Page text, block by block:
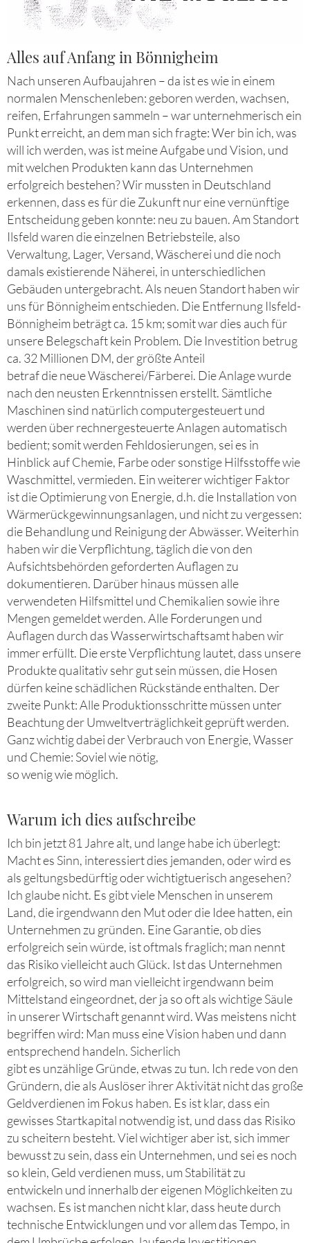
Alles auf Anfang in Bönnigheim
Nach unseren Aufbaujahren – da ist es wie in einem
normalen Menschenleben: geboren werden, wachsen,
reifen, Erfahrungen sammeln – war unternehmerisch ein
Punkt erreicht, an dem man sich fragte: Wer bin ich, was
will ich werden, was ist meine Aufgabe und Vision, und
mit welchen Produkten kann das Unternehmen
erfolgreich bestehen? Wir mussten in Deutschland
erkennen, dass es für die Zukunft nur eine vernünftige
Entscheidung geben konnte: neu zu bauen. Am Standort
Ilsfeld waren die einzelnen Betriebsteile, also
Verwaltung, Lager, Versand, Wäscherei und die noch
damals existierende Näherei, in unterschiedlichen
Gebäuden untergebracht. Als neuen Standort haben wir
uns für Bönnigheim entschieden. Die Entfernung Ilsfeld-
Bönnigheim beträgt ca. 15 km; somit war dies auch für
unsere Belegschaft kein Problem. Die Investition betrug
ca. 32 Millionen DM, der größte Anteil
betraf die neue Wäscherei/Färberei. Die Anlage wurde
nach den neusten Erkenntnissen erstellt. Sämtliche
Maschinen sind natürlich computergesteuert und
werden über rechnergesteuerte Anlagen automatisch
bedient; somit werden Fehldosierungen, sei es in
Hinblick auf Chemie, Farbe oder sonstige Hilfsstoffe wie
Waschmittel, vermieden. Ein weiterer wichtiger Faktor
ist die Optimierung von Energie, d.h. die Installation von
Wärmerückgewinnungsanlagen, und nicht zu vergessen:
die Behandlung und Reinigung der Abwässer. Weiterhin
haben wir die Verpflichtung, täglich die von den
Aufsichtsbehörden geforderten Auflagen zu
dokumentieren. Darüber hinaus müssen alle
verwendeten Hilfsmittel und Chemikalien sowie ihre
Mengen gemeldet werden. Alle Forderungen und
Auflagen durch das Wasserwirtschaftsamt haben wir
immer erfüllt. Die erste Verpflichtung lautet, dass unsere
Produkte qualitativ sehr gut sein müssen, die Hosen
dürfen keine schädlichen Rückstände enthalten. Der
zweite Punkt: Alle Produktionsschritte müssen unter
Beachtung der Umweltverträglichkeit geprüft werden.
Ganz wichtig dabei der Verbrauch von Energie, Wasser
und Chemie: Soviel wie nötig,
so wenig wie möglich.
Warum ich dies aufschreibe
Ich bin jetzt 81 Jahre alt, und lange habe ich überlegt:
Macht es Sinn, interessiert dies jemanden, oder wird es
als geltungsbedürftig oder wichtigtuerisch angesehen?
Ich glaube nicht. Es gibt viele Menschen in unserem
Land, die irgendwann den Mut oder die Idee hatten, ein
Unternehmen zu gründen. Eine Garantie, ob dies
erfolgreich sein würde, ist oftmals fraglich; man nennt
das Risiko vielleicht auch Glück. Ist das Unternehmen
erfolgreich, so wird man vielleicht irgendwann beim
Mittelstand eingeordnet, der ja so oft als wichtige Säule
in unserer Wirtschaft genannt wird. Was meistens nicht
begriffen wird: Man muss eine Vision haben und dann
entsprechend handeln. Sicherlich
gibt es unzählige Gründe, etwas zu tun. Ich rede von den
Gründern, die als Auslöser ihrer Aktivität nicht das große
Geldverdienen im Fokus haben. Es ist klar, dass ein
gewisses Startkapital notwendig ist, und dass das Risiko
zu scheitern besteht. Viel wichtiger aber ist, sich immer
bewusst zu sein, dass ein Unternehmen, und sei es noch
so klein, Geld verdienen muss, um Stabilität zu
entwickeln und innerhalb der eigenen Möglichkeiten zu
wachsen. Es ist manchen nicht klar, dass heute durch
technische Entwicklungen und vor allem das Tempo, in